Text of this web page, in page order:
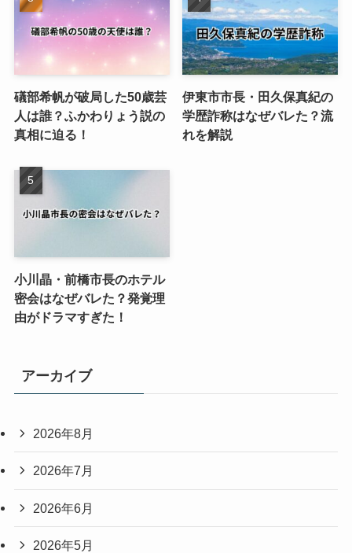
礒部希帆が破局した50歳芸
人は誰？ふかわりょう説の
真相に迫る！
伊東市市長・田久保真紀の
学歴詐称はなぜバレた？流
れを解説
小川晶・前橋市長のホテル
密会はなぜバレた？発覚理
由がドラマすぎた！
アーカイブ
2026年8月
2026年7月
2026年6月
2026年5月